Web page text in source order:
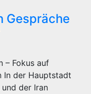
Gespräche
– Fokus auf
In der Hauptstadt
und der Iran